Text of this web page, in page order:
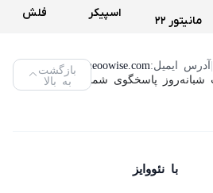
مانیتور 22
مدل
اسپیکر
تسکو
مدل TS
فلش
ویکومن
مدل
|آدرس ایمیل:info@neoowise.comبازگشت
به بالا
با نئووایز